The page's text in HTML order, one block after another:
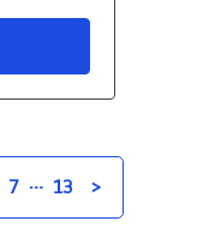
7 … 13 >